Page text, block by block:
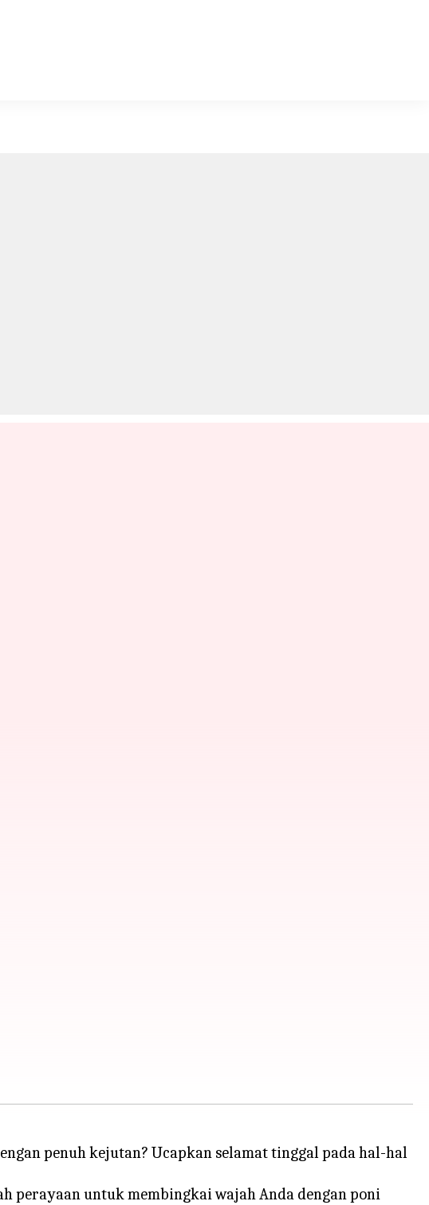
penuh kejutan? Ucapkan selamat tinggal pada hal-hal
perayaan untuk membingkai wajah Anda dengan poni